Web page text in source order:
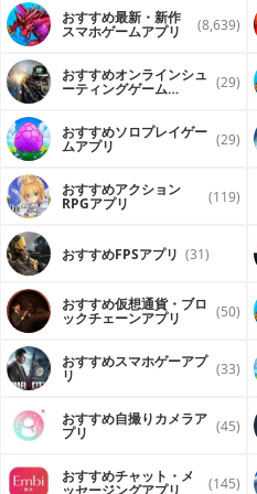
おすすめ最新・新作
スマホゲームアプリ (8,639)
おすすめオンラインシュ
ーティングゲーム (29)
おすすめソロプレイゲー
ムアプリ (29)
おすすめアクション
RPGアプリ (119)
おすすめFPSアプリ (31)
おすすめ仮想通貨・ブロ
ックチェーンアプリ (50)
おすすめスマホゲーアプ
リ (33)
おすすめ自撮りカメラア
プリ (45)
おすすめチャット・メ
ッセージングアプリ (145)